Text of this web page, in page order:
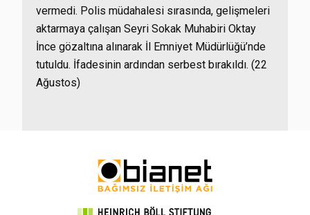
vermedi. Polis müdahalesi sırasında, gelişmeleri
aktarmaya çalışan Seyri Sokak Muhabiri Oktay
İnce gözaltına alınarak İl Emniyet Müdürlüğü’nde
tutuldu. İfadesinin ardından serbest bırakıldı. (22
Ağustos)